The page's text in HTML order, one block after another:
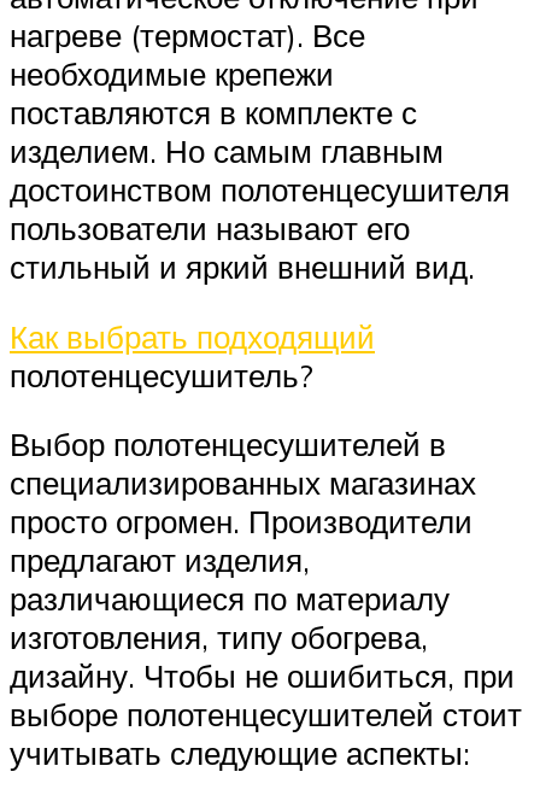
нагреве (термостат). Все
необходимые крепежи
поставляются в комплекте с
изделием. Но самым главным
достоинством полотенцесушителя
пользователи называют его
стильный и яркий внешний вид.
Как выбрать подходящий
полотенцесушитель?
Выбор полотенцесушителей в
специализированных магазинах
просто огромен. Производители
предлагают изделия,
различающиеся по материалу
изготовления, типу обогрева,
дизайну. Чтобы не ошибиться, при
выборе полотенцесушителей стоит
учитывать следующие аспекты: